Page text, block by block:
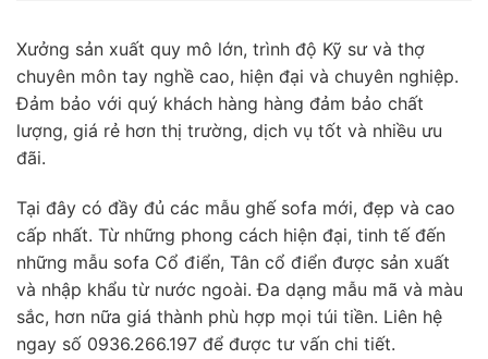
Xưởng sản xuất quy mô lớn, trình độ Kỹ sư và thợ
chuyên môn tay nghề cao, hiện đại và chuyên nghiệp.
Đảm bảo với quý khách hàng hàng đảm bảo chất
lượng, giá rẻ hơn thị trường, dịch vụ tốt và nhiều ưu
đãi.
Tại đây có đầy đủ các mẫu ghế sofa mới, đẹp và cao
cấp nhất. Từ những phong cách hiện đại, tinh tế đến
những mẫu sofa Cổ điển, Tân cổ điển được sản xuất
và nhập khẩu từ nước ngoài. Đa dạng mẫu mã và màu
sắc, hơn nữa giá thành phù hợp mọi túi tiền. Liên hệ
ngay số 0936.266.197 để được tư vấn chi tiết.